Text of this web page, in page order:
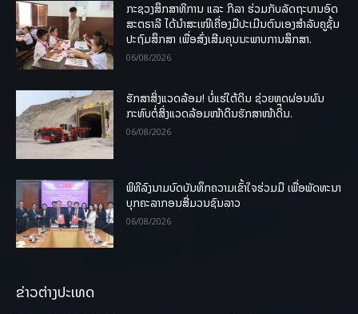
ກະຊວງສຶກສາທິການ ແລະ ກິລາ ຮ່ວມກັບລັດຖະບານອົດ
ສະຕຣາລີ ໄດ້ນຳສະເໜີເຄື່ອງມືປະເມີນຕົນເອງສຳລັບຄູຊັ້ນ
ປະຖົມສຶກສາ ເພື່ອສົ່ງເສີມຄຸນນະພາບການສຶກສາ.
06/08/2026
ຮັກສາສິ່ງແວດລ້ອມ! ບໍ່ແຮ່ໃຕ້ດິນ ຊ່ວຍຫຼຸດຜ່ອນຜົນ
ກະທົບຕໍ່ສິ່ງແວດລ້ອມໜ້າດິນຮັກສາໜ້າດິນ.
06/08/2026
ພິທີລົງນາມບົດບັນທຶກຄວາມເຂົ້າໃຈຮ່ວມມື ເພື່ອພັດທະນາ
ບຸກຄະລາກອນສື່ມວນຊົນລາວ
06/08/2026
ຂ່າວຕ່າງປະເທດ